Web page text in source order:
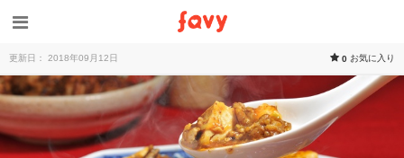
更新日： 2018年09月12日 0 お気に入り